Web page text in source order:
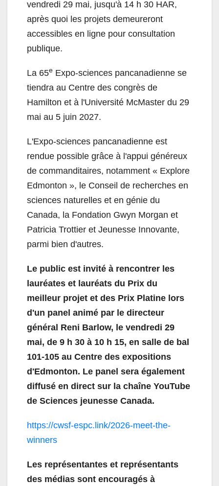
vendredi 29 mai, jusqu'à 14 h 30 HAR,
après quoi les projets demeureront
accessibles en ligne pour consultation
publique.
La 65e Expo-sciences pancanadienne se
tiendra au Centre des congrès de
Hamilton et à l'Université McMaster du 29
mai au 5 juin 2027.
L'Expo-sciences pancanadienne est
rendue possible grâce à l'appui généreux
de commanditaires, notamment « Explore
Edmonton », le Conseil de recherches en
sciences naturelles et en génie du
Canada, la Fondation Gwyn Morgan et
Patricia Trottier et Jeunesse Innovante,
parmi bien d'autres.
Le public est invité à rencontrer les
lauréates et lauréats du Prix du
meilleur projet et des Prix Platine lors
d'un panel animé par le directeur
général Reni Barlow, le vendredi 29
mai, de 9 h 30 à 10 h 15, en salle de bal
101-105 au Centre des expositions
d'Edmonton. Le panel sera également
diffusé en direct sur la chaîne YouTube
de Sciences jeunesse Canada.
https://cwsf-espc.link/2026-meet-the-
winners
Les représentantes et représentants
des médias sont encouragés à